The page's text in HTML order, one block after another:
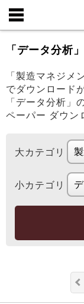
「データ分析
「製造マネジメ
でダウンロード
「データ分析」
ペーパー ダウン
大カテゴリ
小カテゴリ